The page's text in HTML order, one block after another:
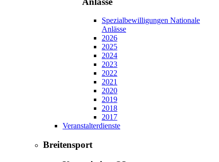
Spezialbewilligungen Nationale
Anlässe
2026
2025
2024
2023
2022
2021
2020
2019
2018
2017
Veranstalterdienste
Breitensport